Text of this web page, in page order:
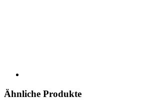
Ähnliche Produkte